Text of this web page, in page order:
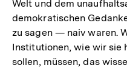
Welt und dem
demokratischen
zu sagen — naiv waren.
Institutionen, wie wir sie
sollen, müssen, das